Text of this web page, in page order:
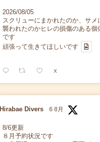
2026/08/05
スクリューにまかれたのか、サメ
襲われたのかヒレの損傷のある個
です
頑張って生きてほしいです
X
Hirabae Divers 6 8月
8/6更新
８月予約状況です